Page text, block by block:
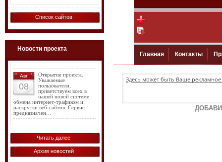
Список сайтов
Новости проекта
Авг
08
Открытие проекта.
Уважаемые
пользователи,
приветствуем всех в
нашей новой системе
обмена интернет-трафиком и
раскрутки веб-сайтов. Сервис
предназначен…
Читать далее
Архив новостей
Здесь может быть Ваше